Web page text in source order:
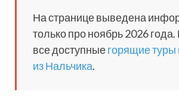
На странице выведена
только про ноябрь 2026
все доступныегорящие туры
из Нальчика.